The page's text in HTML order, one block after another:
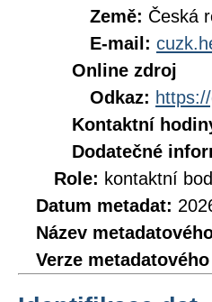
Země: Česká
E-mail:
Online zdroj
Odkaz:
Kontaktní
Dodatečné
Role: kontaktní bod
Datum metadat:
Název
Verze